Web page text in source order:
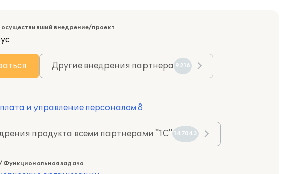
осуществивший внедрение/проект
Другие внедрения партнера 9216
и управление персоналом 8
продукта всеми партнерами "1С" 147043
Функциональная задача